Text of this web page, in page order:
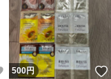
いいね！
500円